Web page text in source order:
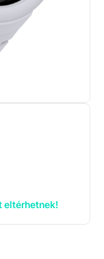
eltérhetnek!